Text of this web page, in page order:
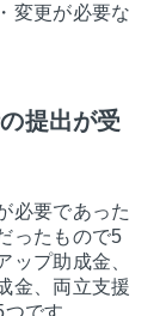
変更が必要な
提出が受
必要であった
ったもので5
ップ助成金、
金、両立支援